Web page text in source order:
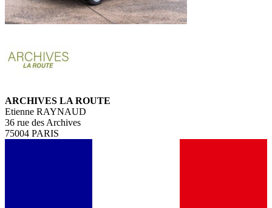
ARCHIVES LA ROUTE
Etienne RAYNAUD
36 rue des Archives
75004 PARIS